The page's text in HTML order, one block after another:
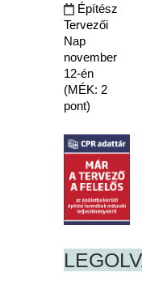
Építész
Tervezői
Nap
november
12-én
(MÉK: 2
pont)